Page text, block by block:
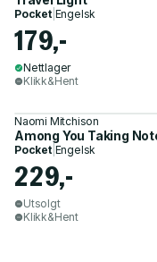
Pocket| Engelsk
179,-
Nettlager
Klikk&Hent
Naomi Mitchison
Among You Taking
Pocket| Engelsk
229,-
Utsolgt
Klikk&Hent